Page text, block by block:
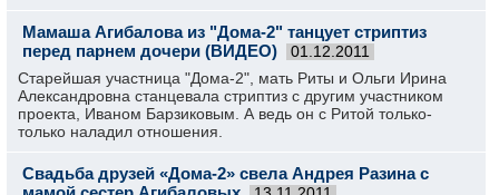
Мамаша Агибалова из "Дома-2" танцует стриптиз
перед парнем дочери (ВИДЕО)
01.12.2011
Старейшая участница "Дома-2", мать Риты и Ольги Ирина
Александровна станцевала стриптиз с другим участником
проекта, Иваном Барзиковым. А ведь он с Ритой только-
только наладил отношения.
Свадьба друзей «Дома-2» свела Андрея Разина с